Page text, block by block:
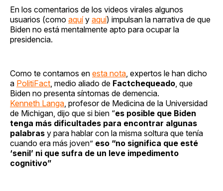
En los comentarios de los videos virales algunos
usuarios (como aquíy aquí) impulsan la narrativa de que
Biden no está mentalmente apto para ocupar la
presidencia.
Como te contamos en esta nota , expertos le han dicho
a PolitiFact , medio aliado de Factchequeado , que
Biden no presenta síntomas de demencia.
Kenneth Langa , profesor de Medicina de la Universidad
de Michigan, dijo que si bien “es posible que Biden
tenga más dificultades para encontrar algunas
palabras y para hablar con la misma soltura que tenía
cuando era más joven” eso “no significa que esté
‘senil’ ni que sufra de un leve impedimento
cognitivo”